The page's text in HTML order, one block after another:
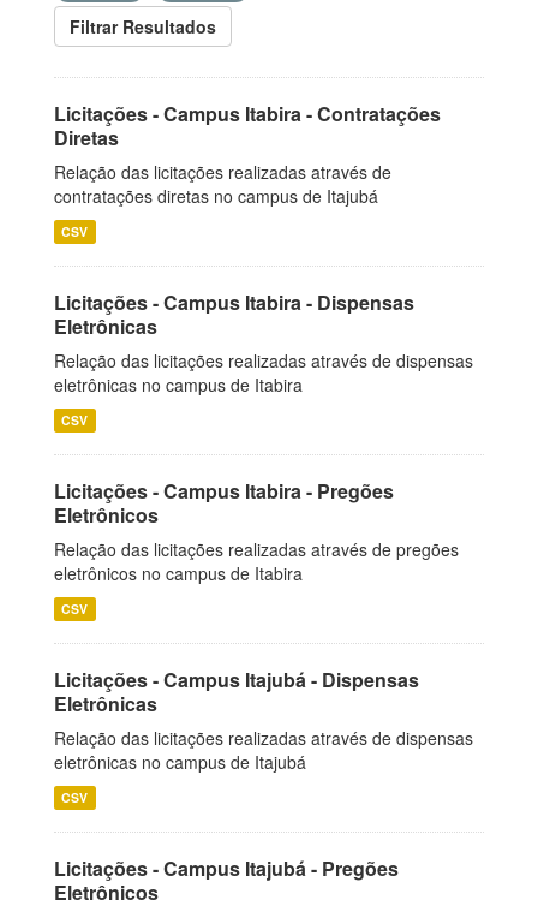
Filtrar Resultados
Licitações - Campus Itabira - Contratações
Diretas
Relação das licitações realizadas através de
contratações diretas no campus de Itajubá
CSV
Licitações - Campus Itabira - Dispensas
Eletrônicas
Relação das licitações realizadas através de dispensas
eletrônicas no campus de Itabira
CSV
Licitações - Campus Itabira - Pregões
Eletrônicos
Relação das licitações realizadas através de pregões
eletrônicos no campus de Itabira
CSV
Licitações - Campus Itajubá - Dispensas
Eletrônicas
Relação das licitações realizadas através de dispensas
eletrônicas no campus de Itajubá
CSV
Licitações - Campus Itajubá - Pregões
Eletrônicos